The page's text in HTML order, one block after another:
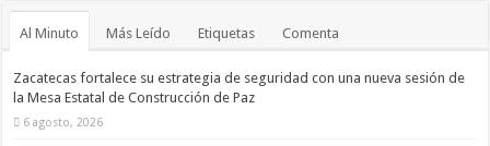
Al Minuto Más Leído Etiquetas Comenta
Zacatecas fortalece su estrategia de seguridad con una nueva sesión de
la Mesa Estatal de Construcción de Paz
6 agosto, 2026